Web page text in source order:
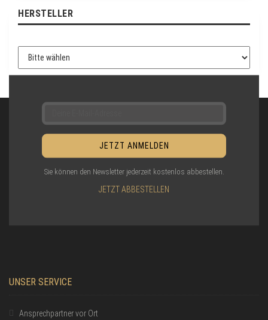
M
U
HERSTELLER
Sie können den Newsletter jederzeit kostenlos abbestellen.
JETZT ABBESTELLEN
UNSER SERVICE
Ansprechpartner vor Ort